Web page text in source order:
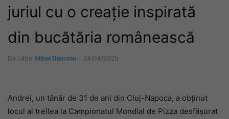
juriul cu o creație inspirată
din bucătăria românească
De către Mihai Diaconu - 24/04/2025
Andrei, un tânăr de 31 de ani din Cluj-Napoca, a obținut
locul al treilea la Campionatul Mondial de Pizza desfășurat